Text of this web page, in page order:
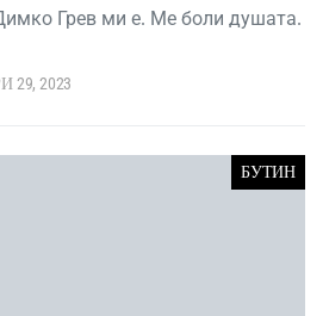
Грев ми е. Ме боли душата.
2023
БУТИН